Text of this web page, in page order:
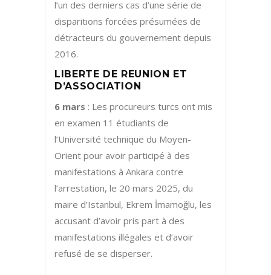
l’un des derniers cas d’une série de
disparitions forcées présumées de
détracteurs du gouvernement depuis
2016.
LIBERTE DE REUNION ET
D’ASSOCIATION
6 mars : Les procureurs turcs ont mis
en examen 11 étudiants de
l’Université technique du Moyen-
Orient pour avoir participé à des
manifestations à Ankara contre
l’arrestation, le 20 mars 2025, du
maire d’Istanbul, Ekrem İmamoğlu, les
accusant d’avoir pris part à des
manifestations illégales et d’avoir
refusé de se disperser.